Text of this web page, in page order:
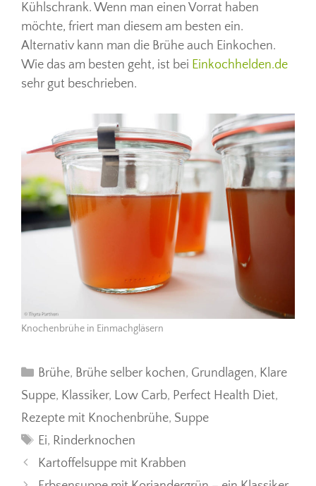
Kühlschrank. Wenn man einen Vorrat haben
möchte, friert man diesem am besten ein.
Alternativ kann man die Brühe auch Einkochen.
Wie das am besten geht, ist bei Einkochhelden.de
sehr gut beschrieben.
Knochenbrühe in Einmachgläsern
Kategorien
Brühe, Brühe selber kochen, Grundlagen, Klare
Suppe, Klassiker, Low Carb, Perfect Health Diet,
Rezepte mit Knochenbrühe, Suppe
Schlagwörter
Ei, Rinderknochen
Kartoffelsuppe mit Krabben